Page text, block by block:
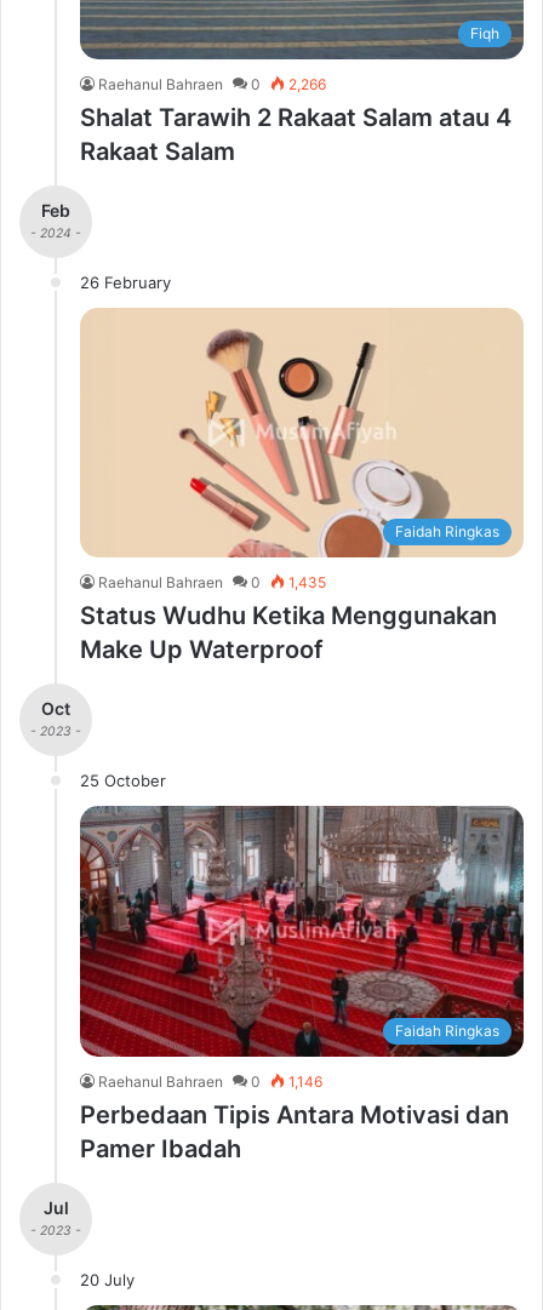
Fiqh
Raehanul Bahraen 0 2,266
Shalat Tarawih 2 Rakaat Salam atau 4
Rakaat Salam
Feb
- 2024 -
26 February
Faidah Ringkas
Raehanul Bahraen 0 1,435
Status Wudhu Ketika Menggunakan
Make Up Waterproof
Oct
- 2023 -
25 October
Faidah Ringkas
Raehanul Bahraen 0 1,146
Perbedaan Tipis Antara Motivasi dan
Pamer Ibadah
Jul
- 2023 -
20 July